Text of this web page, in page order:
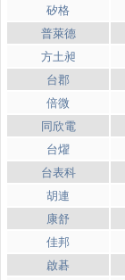
矽格
普萊德
方土昶
台郡
倍微
同欣電
台燿
台表科
胡連
康舒
佳邦
啟碁